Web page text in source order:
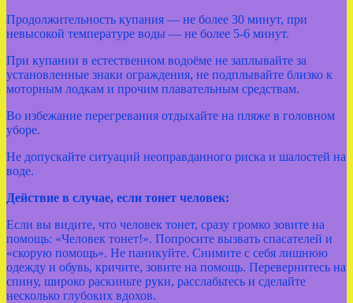
Продолжительность купания — не более 30 минут, при
невысокой температуре воды — не более 5-6 минут.
При купании в естественном водоёме не заплывайте за
установленные знаки ограждения, не подплывайте близко к
моторным лодкам и прочим плавательным средствам.
Во избежание перегревания отдыхайте на пляже в головном
уборе.
Не допускайте ситуаций неоправданного риска и шалостей на
воде.
Действие в случае, если тонет человек:
Если вы видите, что человек тонет, сразу громко зовите на
помощь: «Человек тонет!». Попросите вызвать спасателей и
«скорую помощь». Не паникуйте. Снимите с себя лишнюю
одежду и обувь, кричите, зовите на помощь. Перевернитесь на
спину, широко раскиньте руки, расслабьтесь и сделайте
несколько глубоких вдохов.